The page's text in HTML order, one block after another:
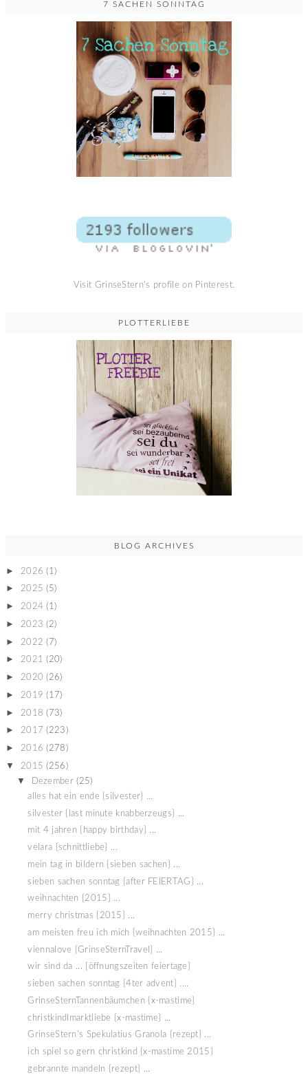
7 SACHEN SONNTAG
Visit GrinseStern's profile on Pinterest.
PLOTTERLIEBE
BLOG ARCHIVES
► 2026 (1)
► 2025 (5)
► 2024 (1)
► 2023 (2)
► 2022 (7)
► 2021 (20)
► 2020 (26)
► 2019 (17)
► 2018 (73)
► 2017 (223)
► 2016 (278)
▼ 2015 (256)
▼ Dezember (25)
alles hat ein ende {silvester} ...
silvester {last minute knabberzeugs} ...
mit 4 jahren {happy birthday} ...
velara {schnittliebe} ...
mein tag in bildern {sieben sachen} ...
sieben sachen sonntag {after FEIERTAG} ...
weihnachten {2015} ...
merry christmas {2015} ...
am meisten freu ich mich {weihnachten 2015} ...
viennalove {GrinseSternTravel} ...
wir sind da ... {öffnungszeiten feiertage}
sieben sachen sonntag {4ter advent} ....
GrinseSternTannenbäumchen {x-mastime}
christkindlmarktliebe {x-mastime} ...
GrinseStern's Spekulatius Granola {rezept} ...
ich spiel so gern christkind {x-mastime 2015}
gebrannte mandeln {rezept} ...